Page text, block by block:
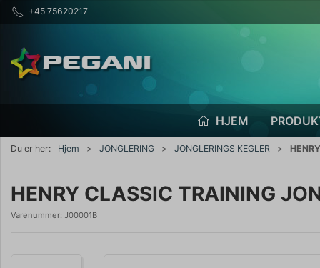
+45 75620217
HJEM
Du er her: Hjem JONGLERING JONGLERINGS KEGLER
HENRY CLASSIC TRAINING
Varenummer: J00001B